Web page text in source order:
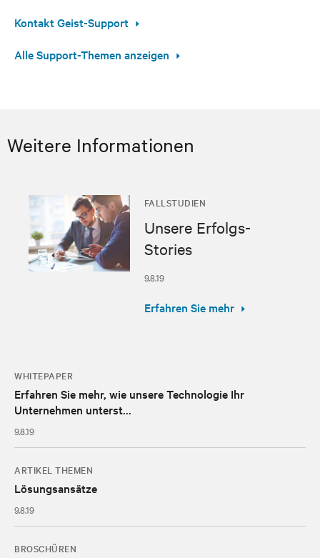
Kontakt Geist-Support
Alle Support-Themen anzeigen
Weitere Informationen
FALLSTUDIEN
Unsere Erfolgs-
Stories
9.8.19
Erfahren Sie mehr
WHITEPAPER
Erfahren Sie mehr, wie unsere Technologie Ihr
Unternehmen unterst...
9.8.19
ARTIKEL THEMEN
Lösungsansätze
9.8.19
BROSCHÜREN